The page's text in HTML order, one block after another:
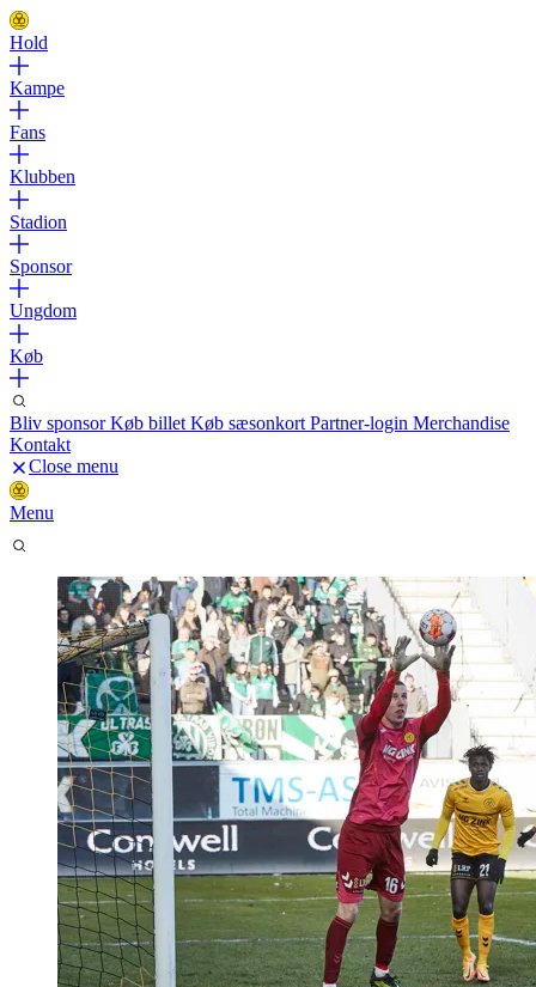
Hold
Kampe
Fans
Klubben
Stadion
Sponsor
Ungdom
Køb
Bliv sponsorKøb billet Køb sæsonkort Partner-login Merchandise
Kontakt
Close menu
Menu